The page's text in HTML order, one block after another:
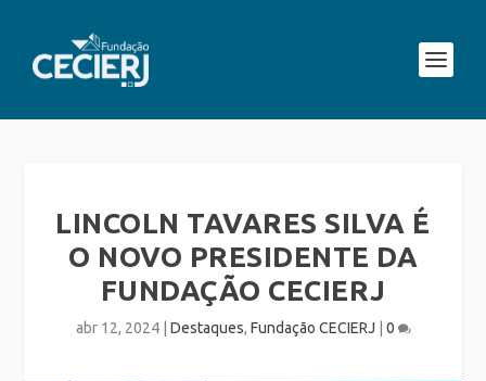
LINCOLN TAVARES SILVA É
O NOVO PRESIDENTE DA
FUNDAÇÃO CECIERJ
abr 12, 2024| Destaques, Fundação CECIERJ 0